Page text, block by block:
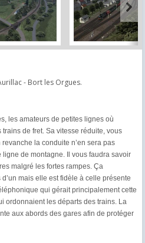
- Bort les Orgues.
les amateurs de petites lignes où
de fret. Sa vitesse réduite, vous
la conduite n’en sera pas
ligne de montagne. Il vous faudra savoir
malgré les fortes rampes. Ça
mais elle est fidèle à celle présente
qui gérait principalement cette
ordonnaient les départs des trains. La
aux abords des gares afin de protéger